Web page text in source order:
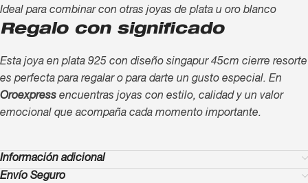
Ideal para combinar con otras joyas de plata u oro blanco
Regalo con significado
Esta joya en plata 925 con diseño singapur 45cm cierre resorte
es perfecta para regalar o para darte un gusto especial. En
Oroexpress encuentras joyas con estilo, calidad y un valor
emocional que acompaña cada momento importante.
Información adicional
Envío Seguro